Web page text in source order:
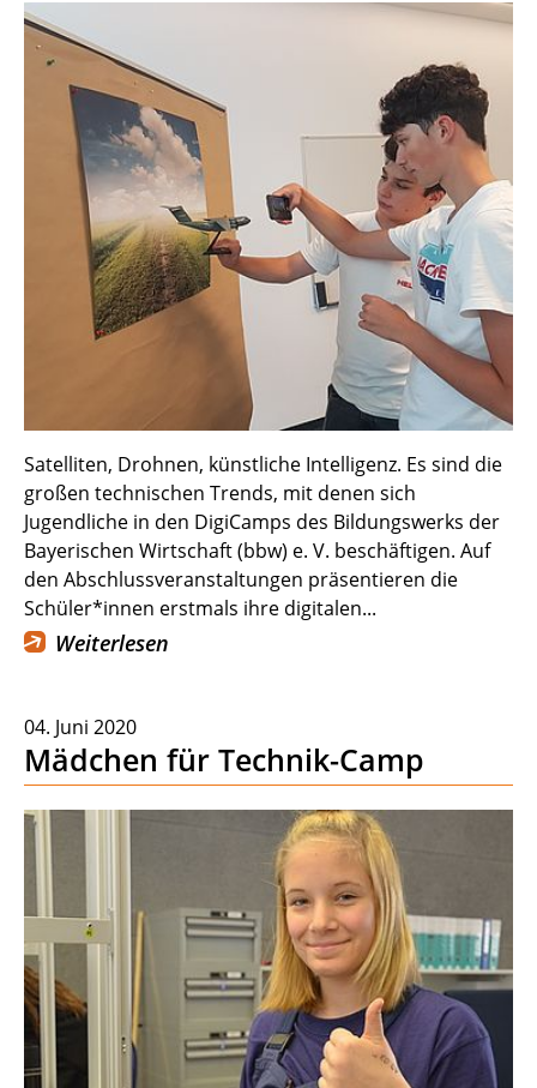
Satelliten, Drohnen, künstliche Intelligenz. Es sind die
großen technischen Trends, mit denen sich
Jugendliche in den DigiCamps des Bildungswerks der
Bayerischen Wirtschaft (bbw) e. V. beschäftigen. Auf
den Abschlussveranstaltungen präsentieren die
Schüler*innen erstmals ihre digitalen...
Weiterlesen
04. Juni 2020
Mädchen für Technik-Camp